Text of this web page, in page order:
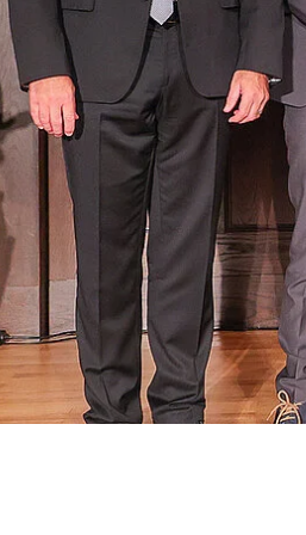
Solutions
und Wohlbefinden
und Qualifizierung